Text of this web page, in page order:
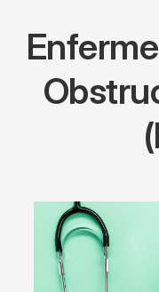
Imagen